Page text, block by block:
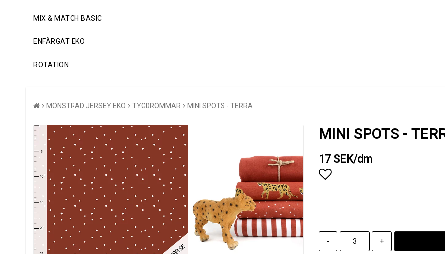
MIX & MATCH BASIC
ENFÄRGAT EKO
ROTATION
MÖNSTRAD JERSEY EKO TYGDRÖMMAR MINI SPOTS - TERRA
MINI SPOTS -
17 SEK/dm
- +